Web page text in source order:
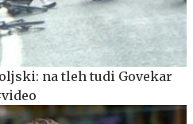
na tleh tudi Govekar